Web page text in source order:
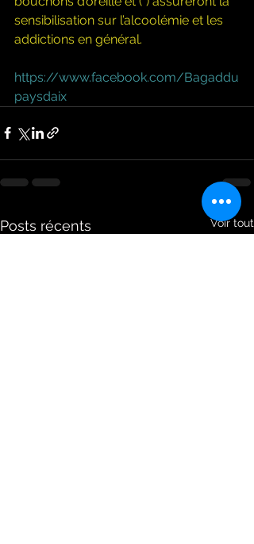
sensibilisation sur l’alcoolémie et les
addictions en général.
https://www.facebook.com/Bagaddu
paysdaix
Posts récents Voir tout